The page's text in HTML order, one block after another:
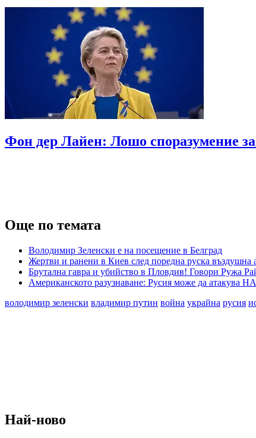
Фон дер Лайен: Лошо споразумение
Още по темата
Володимир Зеленски е на посещение в Белград
Жертви и ранени в Киев след поредна руска въздушна
Брутална гавра и убийство в Пловдив! Говори Ружа
Американското разузнаване: Русия може да атакува
володимир зеленски владимир путин война украйна русия
Най-ново